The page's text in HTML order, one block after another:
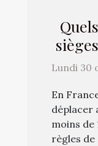
et
Lundi 30
En
déplacer
moins de
règles